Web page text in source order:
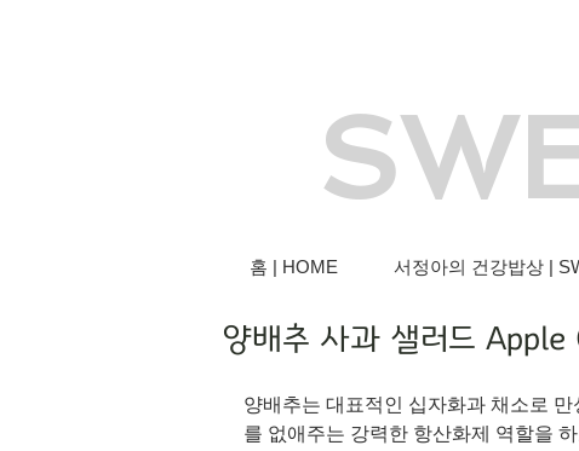
홈 | HOME 서정아의 건강밥상 |
양배추 사과 샐러드
양배추는 대표적인 십자화과 채소로
를 없애주는 강력한 항산화제 역할을